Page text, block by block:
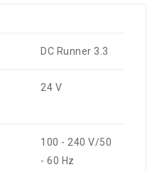
DC Runner 3.3
24 V
100 - 240 V/50
- 60 Hz